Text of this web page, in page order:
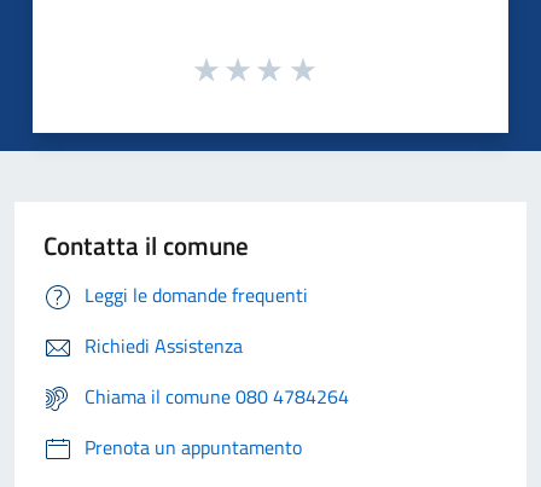
Contatta il comune
Leggi le domande frequenti
Richiedi Assistenza
Chiama il comune 080 4784264
Prenota un appuntamento